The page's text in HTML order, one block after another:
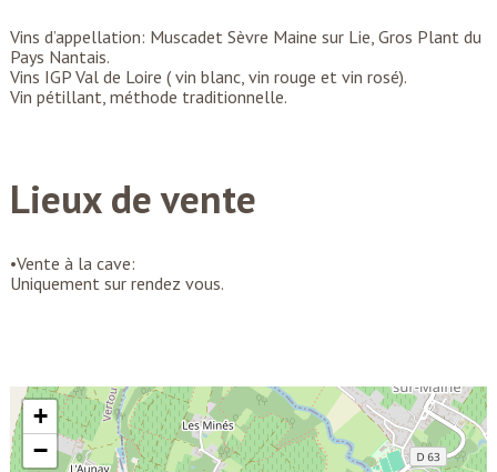
Vins d’appellation: Muscadet Sèvre Maine sur Lie, Gros Plant du
Pays Nantais.
Vins IGP Val de Loire ( vin blanc, vin rouge et vin rosé).
Vin pétillant, méthode traditionnelle.
Lieux de vente
•Vente à la cave:
Uniquement sur rendez vous.